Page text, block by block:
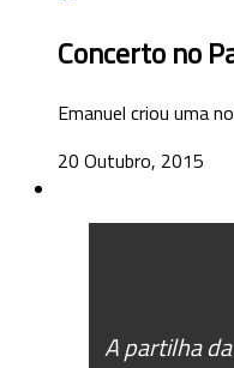
Concerto no
Emanuel criou uma
20 Outubro, 2015
A partilha